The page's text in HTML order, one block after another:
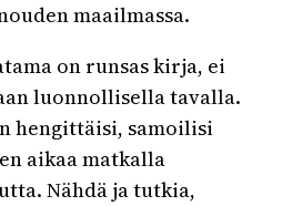
maailmassa.
on runsas kirja, ei
luonnollisella tavalla.
hengittäisi, samoilisi
aikaa matkalla
Nähdä ja tutkia,